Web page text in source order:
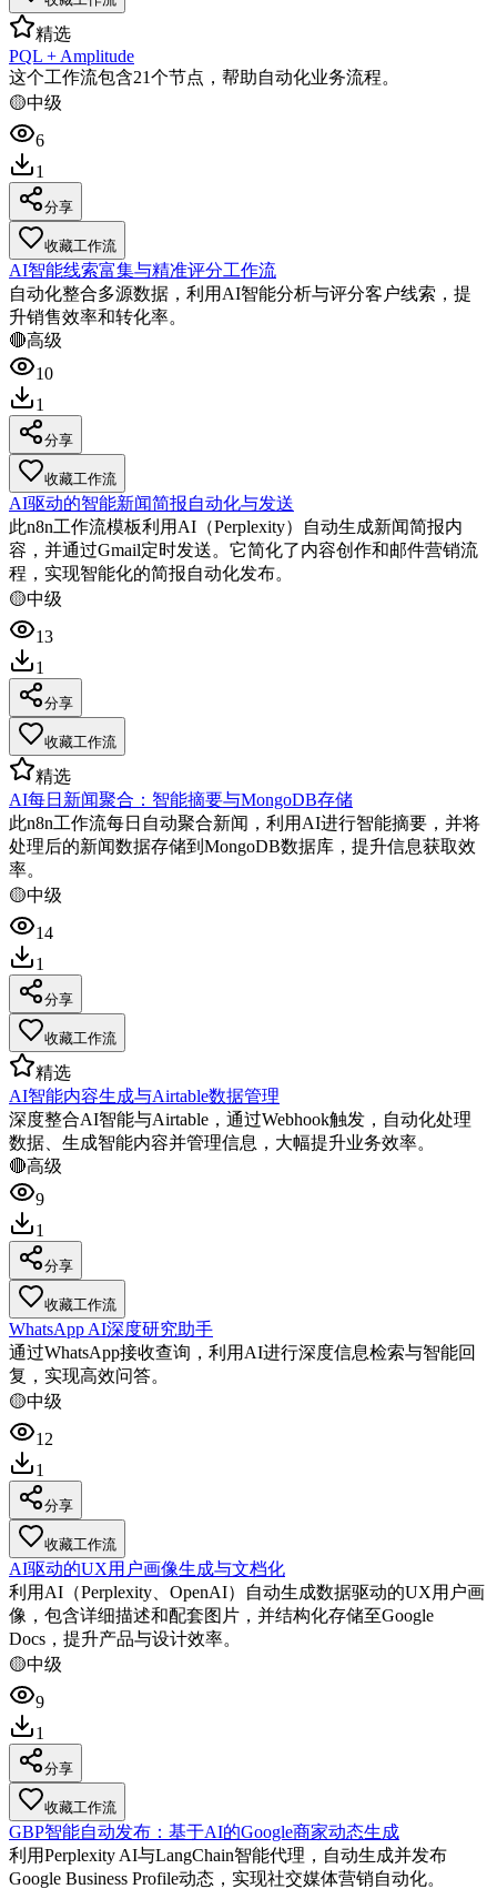
精选
PQL + Amplitude
这个工作流包含21个节点，帮助自动化业务流程。
🟡中级
6
1
分享
收藏工作流
AI智能线索富集与精准评分工作流
自动化整合多源数据，利用AI智能分析与评分客户线索，提
升销售效率和转化率。
🔴高级
10
1
分享
收藏工作流
AI驱动的智能新闻简报自动化与发送
此n8n工作流模板利用AI（Perplexity）自动生成新闻简报内
容，并通过Gmail定时发送。它简化了内容创作和邮件营销流
程，实现智能化的简报自动化发布。
🟡中级
13
1
分享
收藏工作流
精选
AI每日新闻聚合：智能摘要与MongoDB存储
此n8n工作流每日自动聚合新闻，利用AI进行智能摘要，并将
处理后的新闻数据存储到MongoDB数据库，提升信息获取效
率。
🟡中级
14
1
分享
收藏工作流
精选
AI智能内容生成与Airtable数据管理
深度整合AI智能与Airtable，通过Webhook触发，自动化处理
数据、生成智能内容并管理信息，大幅提升业务效率。
🔴高级
9
1
分享
收藏工作流
WhatsApp AI深度研究助手
通过WhatsApp接收查询，利用AI进行深度信息检索与智能回
复，实现高效问答。
🟡中级
12
1
分享
收藏工作流
AI驱动的UX用户画像生成与文档化
利用AI（Perplexity、OpenAI）自动生成数据驱动的UX用户画
像，包含详细描述和配套图片，并结构化存储至Google
Docs，提升产品与设计效率。
🟡中级
9
1
分享
收藏工作流
GBP智能自动发布：基于AI的Google商家动态生成
利用Perplexity AI与LangChain智能代理，自动生成并发布
Google Business Profile动态，实现社交媒体营销自动化。